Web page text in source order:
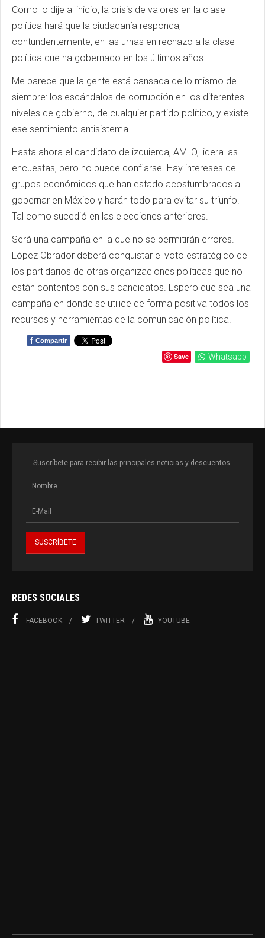
Como lo dije al inicio, la crisis de valores en la clase
política hará que la ciudadanía responda,
contundentemente, en las urnas en rechazo a la clase
política que ha gobernado en los últimos años.
Me parece que la gente está cansada de lo mismo de
siempre: los escándalos de corrupción en los diferentes
niveles de gobierno, de cualquier partido político, y existe
ese sentimiento antisistema.
Hasta ahora el candidato de izquierda, AMLO, lidera las
encuestas, pero no puede confiarse. Hay intereses de
grupos económicos que han estado acostumbrados a
gobernar en México y harán todo para evitar su triunfo.
Tal como sucedió en las elecciones anteriores.
Será una campaña en la que no se permitirán errores.
López Obrador deberá conquistar el voto estratégico de
los partidarios de otras organizaciones políticas que no
están contentos con sus candidatos. Espero que sea una
campaña en donde se utilice de forma positiva todos los
recursos y herramientas de la comunicación política.
f Compartir
Save Whatsapp
Suscríbete para recibir las principales noticias y descuentos.
REDES SOCIALES
FACEBOOK TWITTER YOUTUBE